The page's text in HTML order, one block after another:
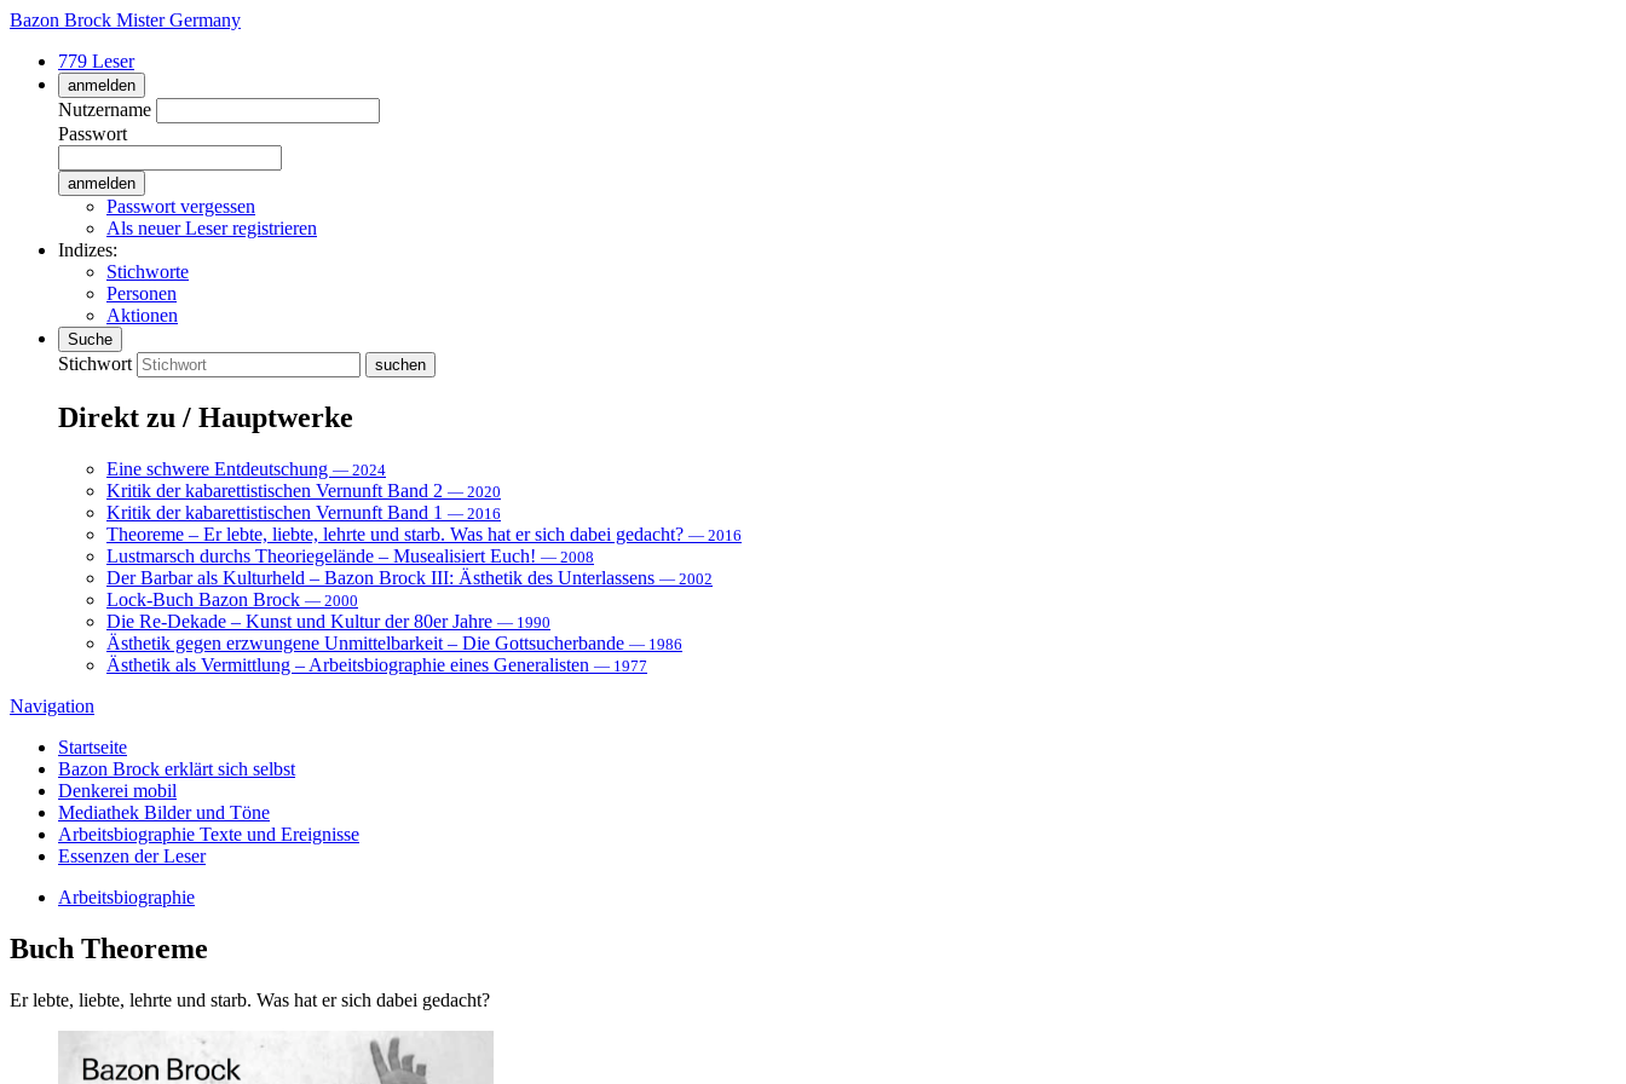
Bazon Brock Mister Germany
779 Leser
anmelden
Nutzername
Passwort
Passwort vergessen
Als neuer Leser registrieren
Indizes:
Stichworte
Personen
Aktionen
Suche
Stichwort
Direkt zu / Hauptwerke
Eine schwere Entdeutschung — 2024
Kritik der kabarettistischen Vernunft Band 2 — 2020
Kritik der kabarettistischen Vernunft Band 1 — 2016
Theoreme – Er lebte, liebte, lehrte und starb. Was hat er sich dabei gedacht? — 2016
Lustmarsch durchs Theoriegelände – Musealisiert Euch! — 2008
Der Barbar als Kulturheld – Bazon Brock III: Ästhetik des Unterlassens — 2002
Lock-Buch Bazon Brock — 2000
Die Re-Dekade – Kunst und Kultur der 80er Jahre — 1990
Ästhetik gegen erzwungene Unmittelbarkeit – Die Gottsucherbande — 1986
Ästhetik als Vermittlung – Arbeitsbiographie eines Generalisten — 1977
Navigation
Startseite
Bazon Brock erklärt sich selbst
Denkerei mobil
Mediathek Bilder und Töne
Arbeitsbiographie Texte und Ereignisse
Essenzen der Leser
Arbeitsbiographie
Buch Theoreme
Er lebte, liebte, lehrte und starb. Was hat er sich dabei gedacht?